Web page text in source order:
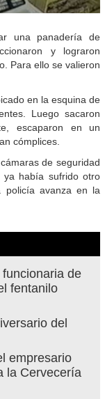
una panadería de
y lograron
Para ello se valieron
en la esquina de
Luego sacaron
escaparon en un
cómplices.
de seguridad
ya había sufrido otro
policía avanza en la
de
fentanilo
del
empresario
la Cervecería